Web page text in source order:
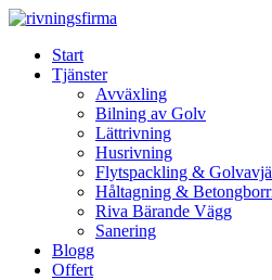
Skip
contentStart
Tjänster
Avväxling
Bilning av Golv
Lättrivning
Husrivning
Flytspackling &
Håltagning &
Riva Bärande Vägg
Sanering
Blogg
Offert